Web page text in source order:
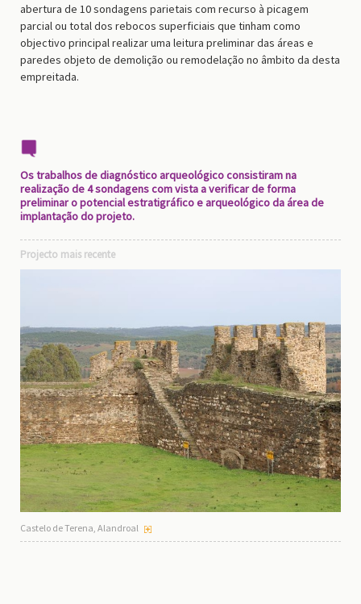
abertura de 10 sondagens parietais com recurso à picagem
parcial ou total dos rebocos superficiais que tinham como
objectivo principal realizar uma leitura preliminar das áreas e
paredes objeto de demolição ou remodelação no âmbito da desta
empreitada.
Os trabalhos de diagnóstico arqueológico consistiram na
realização de 4 sondagens com vista a verificar de forma
preliminar o potencial estratigráfico e arqueológico da área de
implantação do projeto.
Projecto mais recente
Castelo de Terena, Alandroal